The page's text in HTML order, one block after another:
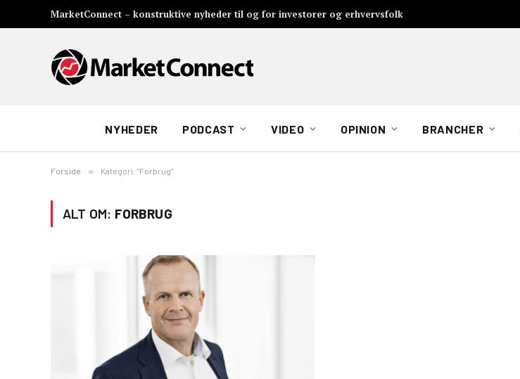
MarketConnect – konstruktive nyheder til og for investorer og erhvervsfolk
NYHEDER PODCAST VIDEO OPINION BRANCHER
Forside » Kategori: "Forbrug"
ALT OM: FORBRUG